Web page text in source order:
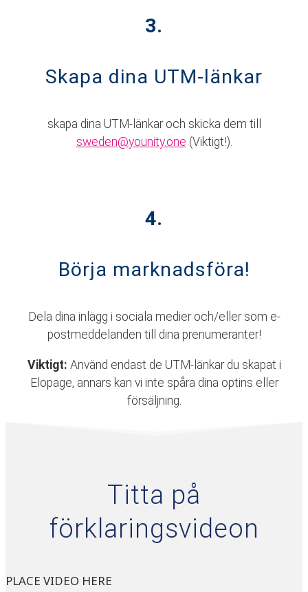
3.
Skapa dina UTM-länkar
skapa dina UTM-länkar och skicka dem till
sweden@younity.one (Viktigt!).
4.
Börja marknadsföra!
Dela dina inlägg i sociala medier och/eller som e-
postmeddelanden till dina prenumeranter!
Viktigt: Använd endast de UTM-länkar du skapat i
Elopage, annars kan vi inte spåra dina optins eller
försäljning.
Titta på
förklaringsvideon
PLACE VIDEO HERE